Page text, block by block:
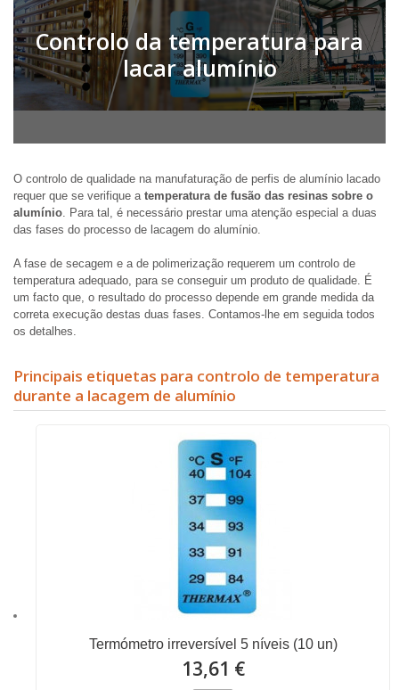
Controlo da temperatura para
lacar alumínio
O controlo de qualidade na manufaturação de perfis de alumínio lacado
requer que se verifique a temperatura de fusão das resinas sobre o
alumínio. Para tal, é necessário prestar uma atenção especial a duas
das fases do processo de lacagem do alumínio.
A fase de secagem e a de polimerização requerem um controlo de
temperatura adequado, para se conseguir um produto de qualidade. É
um facto que, o resultado do processo depende em grande medida da
correta execução destas duas fases. Contamos-lhe em seguida todos
os detalhes.
Principais etiquetas para controlo de temperatura
durante a lacagem de alumínio
Termómetro irreversível 5 níveis (10 un)
13,61 €